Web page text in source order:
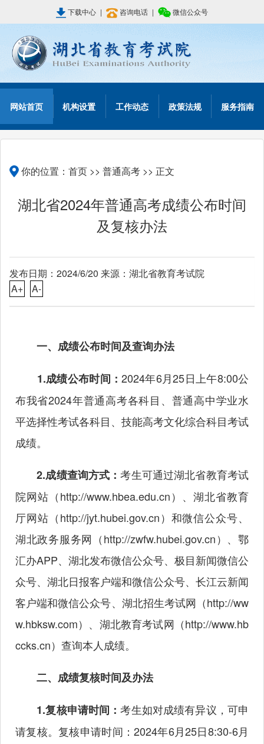
下载中心 | 咨询电话 | 微信公众号
网站首页 机构设置 工作动态 政策法规 服务指南
你的位置： 首页 >> 普通高考 >> 正文
湖北省2024年普通高考成绩公布时间
及复核办法
发布日期：2024/6/20 来源：湖北省教育考试院
A+
A-
一、成绩公布时间及查询办法
1.成绩公布时间：2024年6月25日上午8:00公
布我省2024年普通高考各科目、普通高中学业水
平选择性考试各科目、技能高考文化综合科目考试
成绩。
2.成绩查询方式：考生可通过湖北省教育考试
院网站（http://www.hbea.edu.cn）、湖北省教育
厅网站（http://jyt.hubei.gov.cn）和微信公众号、
湖北政务服务网（http://zwfw.hubei.gov.cn）、鄂
汇办APP、湖北发布微信公众号、极目新闻微信公
众号、湖北日报客户端和微信公众号、长江云新闻
客户端和微信公众号、湖北招生考试网（http://ww
w.hbksw.com）、湖北教育考试网（http://www.hb
ccks.cn）查询本人成绩。
二、成绩复核时间及办法
1.复核申请时间：考生如对成绩有异议，可申
请复核。复核申请时间：2024年6月25日8:30-6月